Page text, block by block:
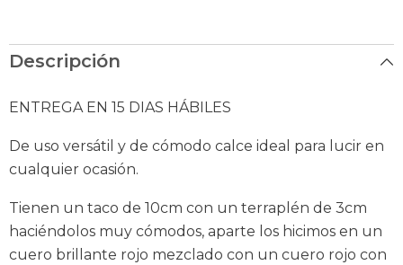
Descripción
ENTREGA EN 15 DIAS HÁBILES
De uso versátil y de cómodo calce ideal para lucir en
cualquier ocasión.
Tienen un taco de 10cm con un terraplén de 3cm
haciéndolos muy cómodos, aparte los hicimos en un
cuero brillante rojo mezclado con un cuero rojo con